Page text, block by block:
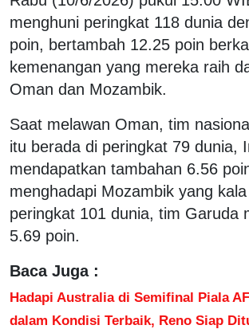
menghuni peringkat 118 dunia
poin, bertambah 12.25 poin
kemenangan yang mereka raih
Oman dan Mozambik.
Saat melawan Oman, tim
itu berada di peringkat 79 dunia,
mendapatkan tambahan 6.56
menghadapi Mozambik yang
peringkat 101 dunia, tim Garuda
5.69 poin.
Baca Juga :
Hadapi Australia di Semifinal Piala
dalam Kondisi Terbaik, Reno Siap